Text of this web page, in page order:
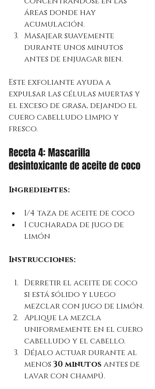
áreas donde hay
acumulación.
Masajear suavemente
durante unos minutos
antes de enjuagar bien.
Este exfoliante ayuda a
expulsar las células muertas y
el exceso de grasa, dejando el
cuero cabelludo limpio y
fresco.
Receta 4: Mascarilla
desintoxicante de aceite de coco
Ingredientes:
1/4 taza de aceite de coco
1 cucharada de jugo de
limón
Instrucciones:
Derretir el aceite de coco
si está sólido y luego
mezclar con jugo de limón.
Aplique la mezcla
uniformemente en el cuero
cabelludo y el cabello.
Déjalo actuar durante al
menos 30 minutos antes de
lavar con champú.